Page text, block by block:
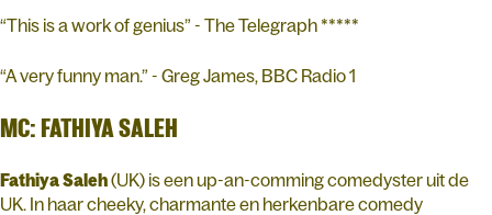
“This is a work of genius” - The Telegraph *****
“A very funny man.” - Greg James, BBC Radio 1
MC: FATHIYA SALEH
Fathiya Saleh(UK) is een up-an-comming comedyster uit de
UK. In haar cheeky, charmante en herkenbare comedy